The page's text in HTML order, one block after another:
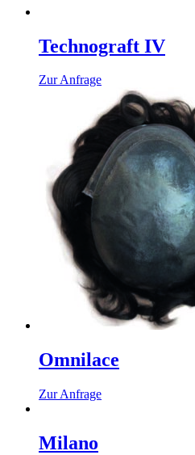
Technograft IV
Zur Anfrage
Omnilace
Zur Anfrage
Milano